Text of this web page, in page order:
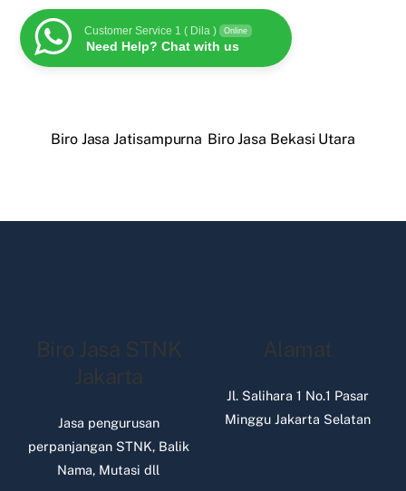
Customer Service 1 ( Dila ) Online
Need Help? Chat with us
Biro Jasa Jatisampurna Biro Jasa Bekasi Utara
Biro Jasa STNK
Jakarta
Jasa pengurusan
perpanjangan STNK, Balik
Nama, Mutasi dll
Alamat
Jl. Salihara 1 No.1 Pasar
Minggu Jakarta Selatan